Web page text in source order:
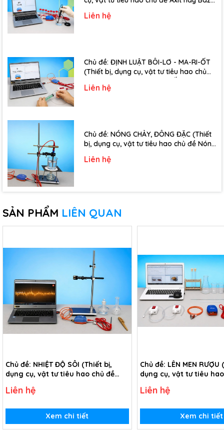
Liên hệ
Chủ đề: ĐỊNH LUẬT BÔI-LƠ - MA-RI-ỐT
(Thiết bị, dụng cụ, vật tư tiêu hao chủ
Liên hệ
Chủ đề: NÓNG CHẢY, ĐÔNG ĐẶC (Thiết
bị, dụng cụ, vật tư tiêu hao chủ đề Nóng
Liên hệ
SẢN PHẨM LIÊN QUAN
Chủ đề: NHIỆT ĐỘ SÔI (Thiết bị,
dụng cụ, vật tư tiêu hao chủ đề
Liên hệ
Xem chi tiết
Chủ đề: LÊN MEN
dụng cụ, vật tư tiêu
Liên hệ
Xem chi tiết